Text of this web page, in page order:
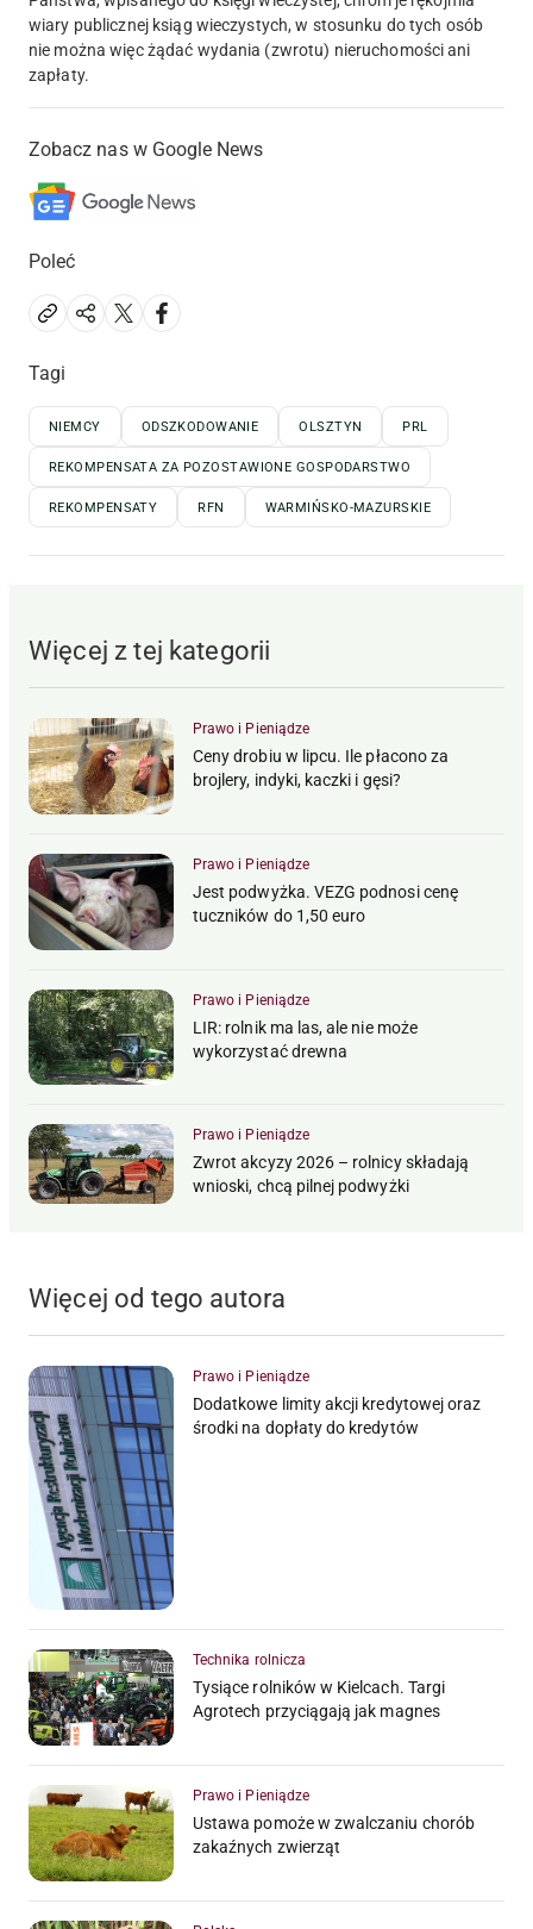
wiary publicznej ksiąg wieczystych, w stosunku do tych osób
nie można więc żądać wydania (zwrotu) nieruchomości ani
zapłaty.
Zobacz nas w Google News
Poleć
Tagi
NIEMCY ODSZKODOWANIE OLSZTYN PRL
REKOMPENSATA ZA POZOSTAWIONE GOSPODARSTWO
REKOMPENSATY RFN WARMIŃSKO-MAZURSKIE
Więcej z tej kategorii
Prawo i Pieniądze
Ceny drobiu w lipcu. Ile płacono za
brojlery, indyki, kaczki i gęsi?
Prawo i Pieniądze
Jest podwyżka. VEZG podnosi cenę
tuczników do 1,50 euro
Prawo i Pieniądze
LIR: rolnik ma las, ale nie może
wykorzystać drewna
Prawo i Pieniądze
Zwrot akcyzy 2026 – rolnicy składają
wnioski, chcą pilnej podwyżki
Więcej od tego autora
Prawo i Pieniądze
Dodatkowe limity akcji kredytowej oraz
środki na dopłaty do kredytów
Technika rolnicza
Tysiące rolników w Kielcach. Targi
Agrotech przyciągają jak magnes
Prawo i Pieniądze
Ustawa pomoże w zwalczaniu chorób
zakaźnych zwierząt